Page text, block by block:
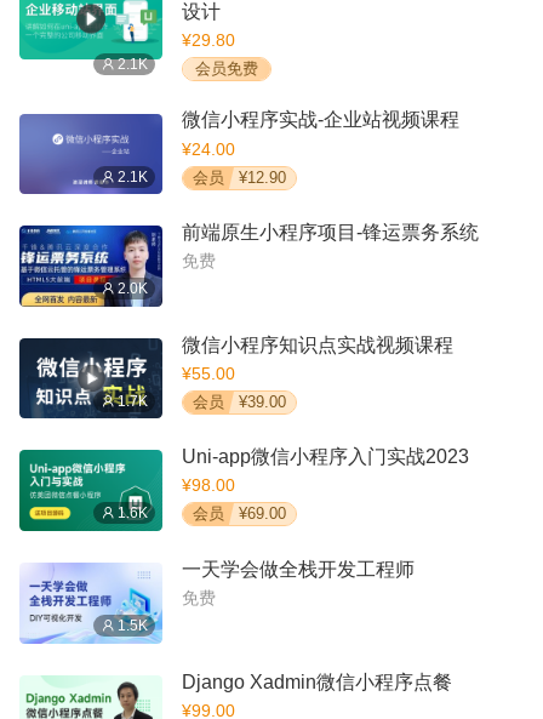
2.1K
设计
¥29.80
会员免费
2.1K
微信小程序实战-企业站视频课程
¥24.00
会员 ¥12.90
2.0K
前端原生小程序项目-锋运票务系统
免费
1.7K
微信小程序知识点实战视频课程
¥55.00
会员 ¥39.00
1.6K
Uni-app微信小程序入门实战2023
¥98.00
会员 ¥69.00
1.5K
一天学会做全栈开发工程师
免费
Django Xadmin微信小程序点餐
¥99.00